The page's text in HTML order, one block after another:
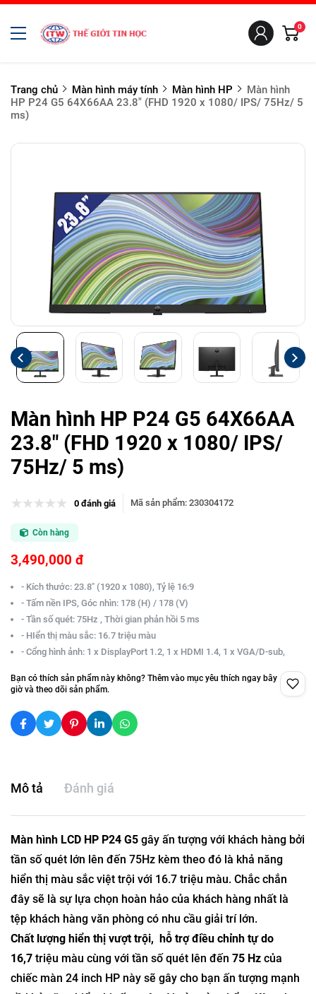
0
Trang chủ Màn hình máy tính Màn hình HP
Màn hình
HP P24 G5 64X66AA 23.8" (FHD 1920 x 1080/ IPS/ 75Hz/ 5
ms)
Màn hình HP P24 G5 64X66AA
23.8" (FHD 1920 x 1080/ IPS/
75Hz/ 5 ms)
0 đánh giá Mã sản phẩm: 230304172
Còn hàng
3,490,000 đ
- Kích thước: 23.8" (1920 x 1080), Tỷ lệ 16:9
- Tấm nền IPS, Góc nhìn: 178 (H) / 178 (V)
- Tần số quét: 75Hz , Thời gian phản hồi 5 ms
- HIển thị màu sắc: 16.7 triệu màu
- Cổng hình ảnh: 1 x DisplayPort 1.2, 1 x HDMI 1.4, 1 x VGA/D-sub,
Bạn có thích sản phẩm này không? Thêm vào mục yêu thích ngay bây
giờ và theo dõi sản phẩm.
Mô tả Đánh giá
Màn hình LCD HP P24 G5 gây ấn tượng với khách hàng bởi
tần số quét lớn lên đến 75Hz kèm theo đó là khả năng
hiển thị màu sắc việt trội với 16.7 triệu màu. Chắc chắn
đây sẽ là sự lựa chọn hoàn hảo của khách hàng nhất là
tệp khách hàng văn phòng có nhu cầu giải trí lớn.
Chất lượng hiển thị vượt trội, hỗ trợ điều chỉnh tự do
16,7 triệu màu cùng với tần số quét lên đến 75 Hz của
chiếc màn 24 inch HP này sẽ gây cho bạn ấn tượng mạnh